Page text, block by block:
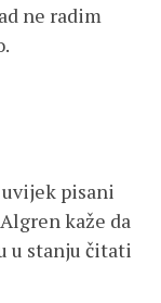
ne radim
pisani
kaže da
u stanju čitati